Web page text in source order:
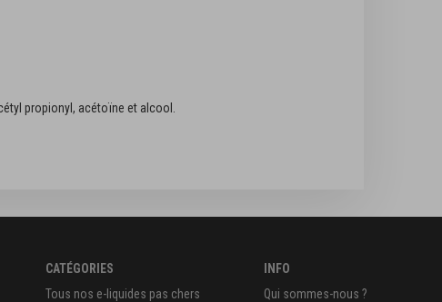
propionyl, acétoïne et alcool.
CATÉGORIES
Tous nos e-liquides pas chers
INFO
Qui sommes-nous ?